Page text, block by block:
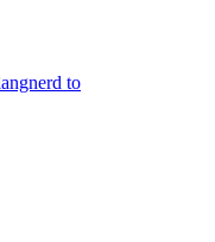
to